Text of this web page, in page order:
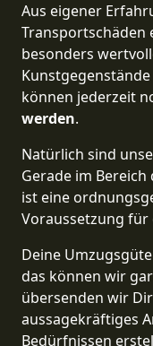
Aus eigener
Transportschäden
besonders
können jederzeit
werden.
Natürlich sind
Gerade im
ist eine
Voraussetzung für
Deine
das können wir
übersenden wir
aussagekräftiges
Bedürfnissen